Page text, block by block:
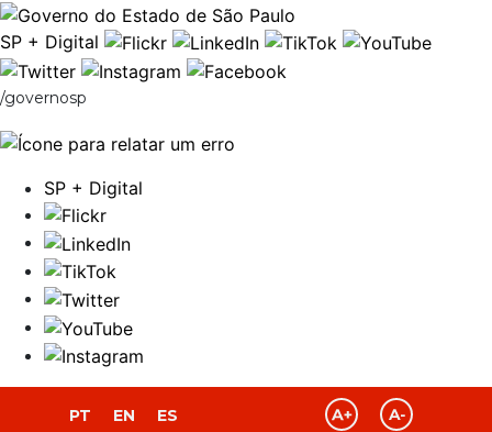
Ir para o Conteúdo
SP + Digital
/governosp
SP + Digital
PT EN ES